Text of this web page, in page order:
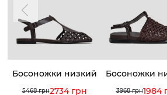
Босоножки низкий
5468 грн2734 грн
Босоножки
3968 грн1984